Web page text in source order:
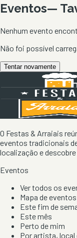
Eventos—
Nenhum evento
Não foi possível
Tentar novamente
O Festas & Arraiais
eventos tradicionais
localização e
Eventos
Ver todos os
Mapa de eventos
Este fim de
Este mês
Perto de mim
Por artista,